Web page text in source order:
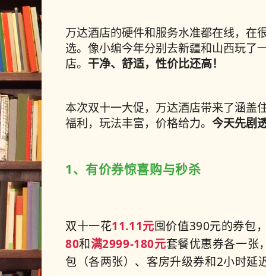
万达酒店的硬件和服务水准都在线，在
选。像小编今年分别去新疆和山西玩了
店。 干净、舒适，性价比还高！
本次双十一大促，万达酒店带来了涵盖
福利，玩法丰富，价格给力。 今天先剧
1、有价券惊喜购与秒杀
双十一花11.11元囤价值390元的券包
80和满2999-180元套餐优惠券各一张
包（各两张）、客房升级券和2小时延